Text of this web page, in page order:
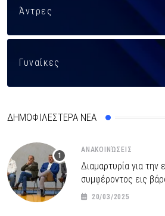
Άντρες
Γυναίκες
ΔΗΜΟΦΙΛΕΣΤΕΡΑ ΝΕΑ
ΑΝΑΚΟΙΝΏΣΕΙΣ
Διαμαρτυρία για
συμφέροντος εις
20/03/2025